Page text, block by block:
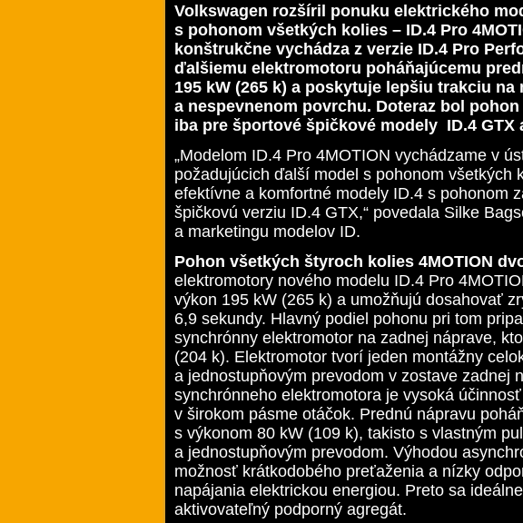
Volkswagen rozšíril ponuku elektrického
s pohonom všetkých kolies – ID.4 Pro
konštrukčne vychádza z verzie ID.4 Pro
ďalšiemu elektromotoru poháňajúcemu
195 kW (265 k) a poskytuje lepšiu trakciu na
a nespevnenom povrchu. Doteraz bol
iba pre športové špičkové modely ID.4 GTX
„Modelom ID.4 Pro 4MOTION vychádzame v
požadujúcich ďalší model s pohonom všetkých
efektívne a komfortné modely ID.4 s pohonom
špičkovú verziu ID.4 GTX,“ povedala Silke
a marketingu modelov ID.
Pohon všetkých štyroch kolies 4MOTION
elektromotory nového modelu ID.4 Pro
výkon 195 kW (265 k) a umožňujú dosahovať
6,9 sekundy. Hlavný podiel pohonu pri tom
synchrónny elektromotor na zadnej náprave,
(204 k). Elektromotor tvorí jeden montážny
a jednostupňovým prevodom v zostave zadnej
synchrónneho elektromotora je vysoká
v širokom pásme otáčok. Prednú nápravu
s výkonom 80 kW (109 k), takisto s vlastným
a jednostupňovým prevodom. Výhodou
možnosť krátkodobého preťaženia a nízky
napájania elektrickou energiou. Preto sa
aktivovateľný podporný agregát.